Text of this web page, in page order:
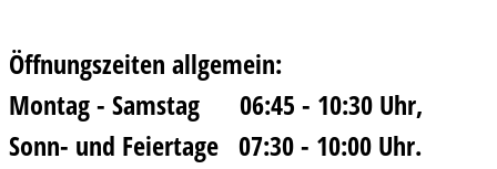
Öffnungszeiten allgemein:
Montag - Samstag 06:45 - 10:30 Uhr,
Sonn- und Feiertage 07:30 - 10:00 Uhr.